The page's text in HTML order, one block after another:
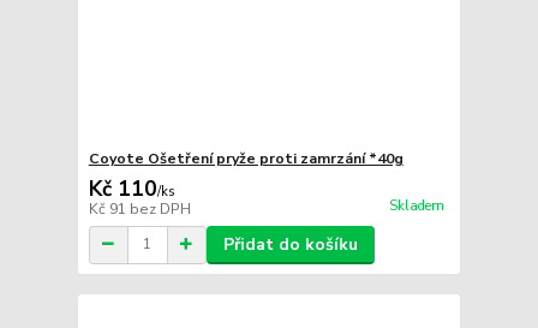
Coyote Ošetření pryže proti zamrzání *40g
Kč 110/ks
Kč 91 bez DPH Skladem
Přidat do košíku